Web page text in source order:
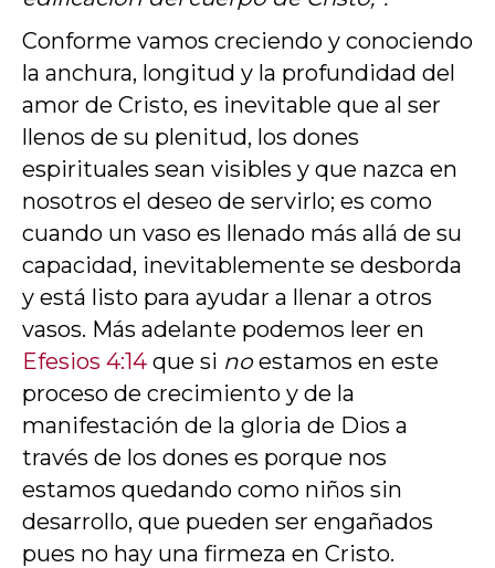
Conforme vamos creciendo y conociendo
la anchura, longitud y la profundidad del
amor de Cristo, es inevitable que al ser
llenos de su plenitud, los dones
espirituales sean visibles y que nazca en
nosotros el deseo de servirlo; es como
cuando un vaso es llenado más allá de su
capacidad, inevitablemente se desborda
y está listo para ayudar a llenar a otros
vasos. Más adelante podemos leer en
Efesios 4:14 que si noestamos en este
proceso de crecimiento y de la
manifestación de la gloria de Dios a
través de los dones es porque nos
estamos quedando como niños sin
desarrollo, que pueden ser engañados
pues no hay una firmeza en Cristo.